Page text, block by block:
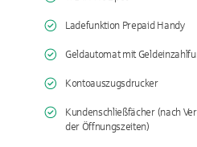
Ladefunktion Prepaid Handy
Geldautomat mit
Kontoauszugsdrucker
Kundenschließfächer (nach
der Öffnungszeiten)